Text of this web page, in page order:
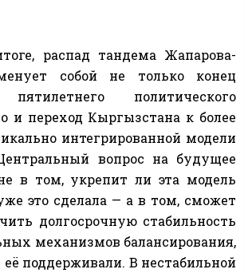
распад тандема Жапарова-
собой не только конец
пятилетнего политического
и переход Кыргызстана к более
интегрированной модели
вопрос на будущее
в том, укрепит ли эта модель
это сделала — а в том, сможет
долгосрочную стабильность
механизмов балансирования,
её поддерживали. В нестабильной